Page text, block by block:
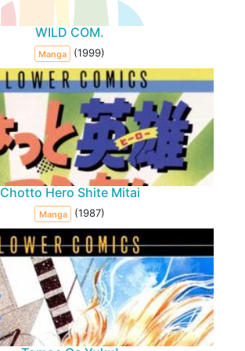
WILD COM.
Manga (1999)
Chotto Hero Shite Mitai
Manga (1987)